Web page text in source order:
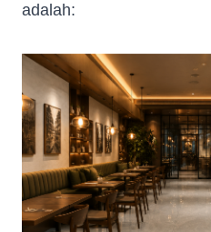
Fill in your data to
Catalogue from BDA
Full Name*
Whatsapp Number*
adalah: